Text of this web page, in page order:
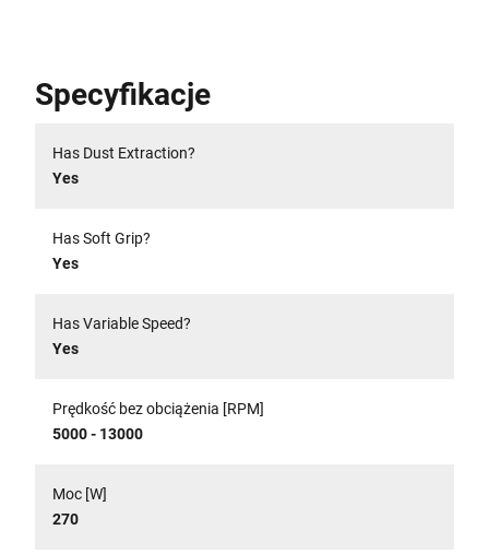
Specyfikacje
Has Dust Extraction?
Yes
Has Soft Grip?
Yes
Has Variable Speed?
Yes
Prędkość bez obciążenia [RPM]
5000 - 13000
Moc [W]
270